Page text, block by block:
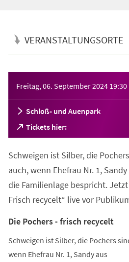
VERANSTALTUNGSORTE
Freitag, 06. September 2024 19:30
Schloß- und Auenpark
Tickets hier:
(Öffnet
in
neuen
Tab)
Schweigen ist Silber, die
auch, wenn Ehefrau Nr. 1,
die Familienlage bespricht.
Frisch recycelt“ live vor
Die Pochers - frisch recycelt
Schweigen ist Silber, die Pochers
wenn Ehefrau Nr. 1, Sandy aus